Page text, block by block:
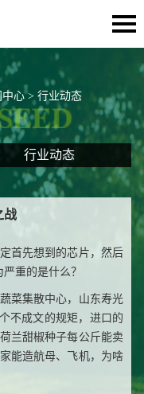
中心> 行业动态
行业动态
战
首先想到的芯片，然后
重的是什么？
菜集散中心，山东寿光
不成文的规矩，进口的
兰甜椒种子每公斤能卖
能造航母、飞机，为啥